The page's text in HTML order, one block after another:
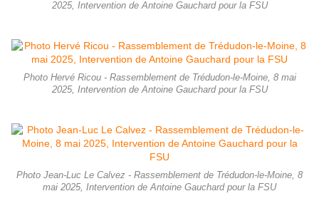
2025, Intervention de Antoine Gauchard pour la FSU
Photo Hervé Ricou - Rassemblement de Trédudon-le-Moine, 8 mai
2025, Intervention de Antoine Gauchard pour la FSU
Photo Jean-Luc Le Calvez - Rassemblement de Trédudon-le-Moine, 8
mai 2025, Intervention de Antoine Gauchard pour la FSU